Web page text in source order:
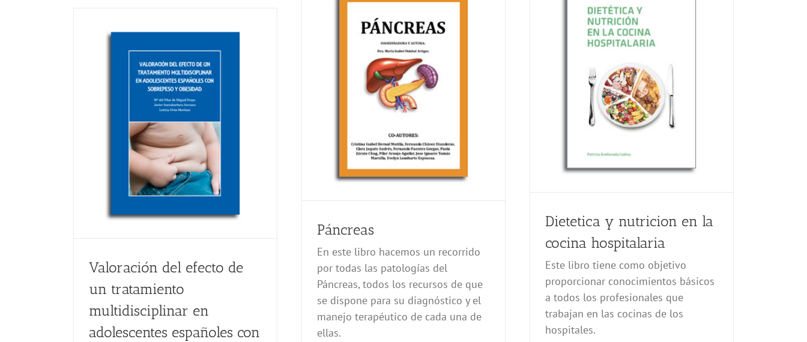
Dietetica y nutricion en la
cocina hospitalaria
Este libro tiene como objetivo
proporcionar conocimientos básicos
a todos los profesionales que
trabajan en las cocinas de los
hospitales.
Páncreas
En este libro hacemos un recorrido
por todas las patologías del
Páncreas, todos los recursos de que
se dispone para su diagnóstico y el
manejo terapéutico de cada una de
ellas.
Valoración del efecto de
un tratamiento
multidisciplinar en
adolescentes españoles con